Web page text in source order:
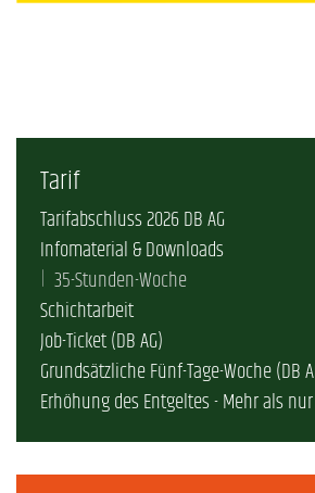
Tarif
Tarifabschluss 2026 DB AG
Infomaterial & Downloads
35-Stunden-Woche
Schichtarbeit
Job-Ticket (DB AG)
Grundsätzliche Fünf-Tage-Woche (DB
Erhöhung des Entgeltes - Mehr als nur